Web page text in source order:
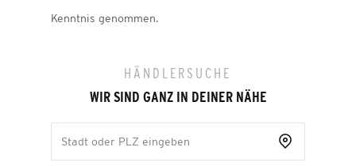
Kenntnis genommen.
HÄNDLERSUCHE
WIR SIND GANZ IN DEINER NÄHE